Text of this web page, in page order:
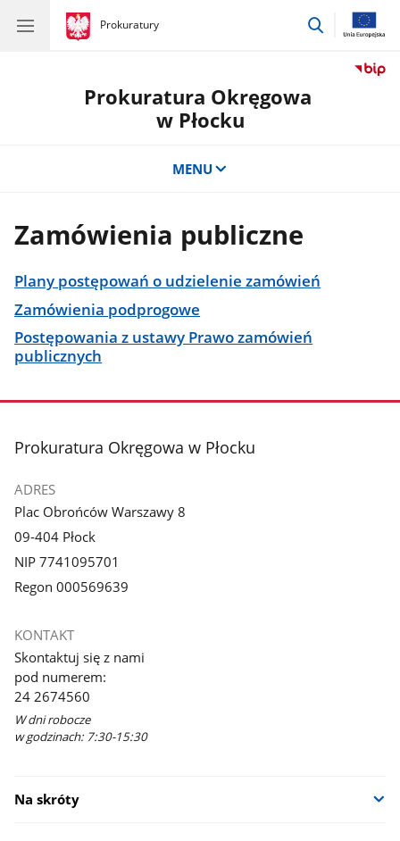
gov.pl
Prokuratury
gov.pl
Prokuratury
przejdź
Prokuratura Okręgowa
w Płocku
MENU
Zamówienia publiczne
Plany postępowań o udzielenie zamówień
Zamówienia podprogowe
Postępowania z ustawy Prawo zamówień
publicznych
stopka
Prokuratura Okręgowa w Płocku
ADRES
Plac Obrońców Warszawy 8
09-404 Płock
NIP 7741095701
Regon 000569639
KONTAKT
Skontaktuj się z nami
pod numerem:
24 2674560
W dni robocze
w godzinach: 7:30-15:30
Na skróty